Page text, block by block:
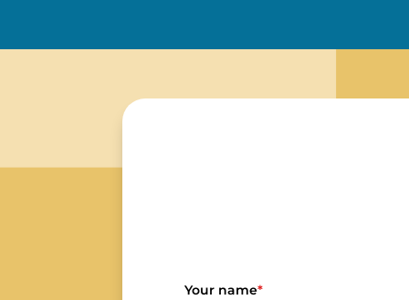
Your name*